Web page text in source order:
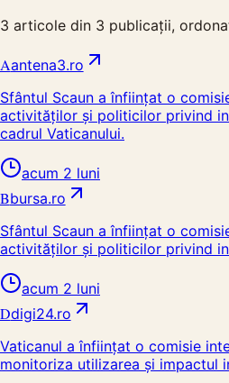
3 articole din 3 publicații,
Aantena3.ro
Sfântul Scaun a înființat o
activităților și politicilor privind
cadrul Vaticanului.
acum 2 luni
Bbursa.ro
Sfântul Scaun a înființat o
activităților și politicilor privind
acum 2 luni
Ddigi24.ro
Vaticanul a înființat o comisie
monitoriza utilizarea și impactul